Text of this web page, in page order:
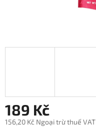
189 Kč
156,20 Kč Ngoại trừ thuế VAT